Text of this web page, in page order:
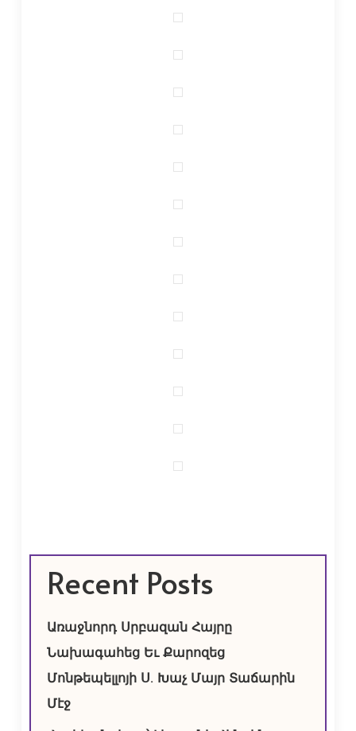
Recent Posts
Առաջնորդ Սրբազան Հայրը
Նախագահեց Եւ Քարոզեց
Մոնթեպելլոյի Ս. Խաչ Մայր Տաճարին
Մէջ